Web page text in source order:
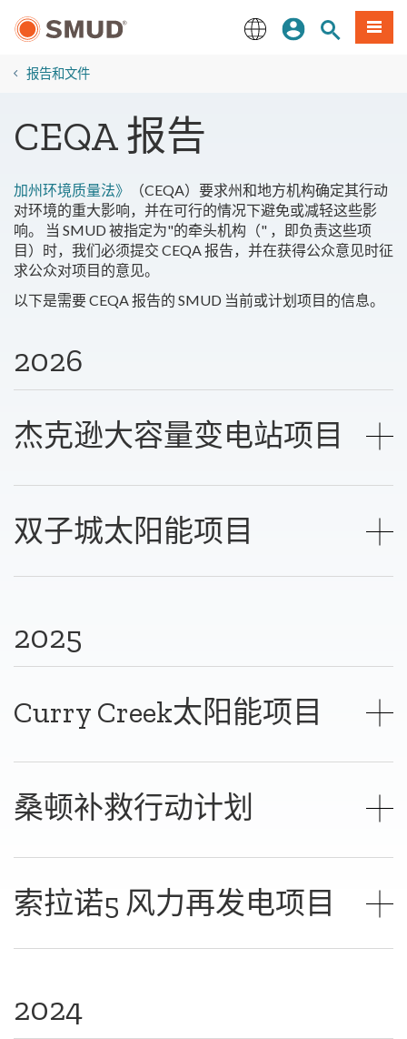
登录网站搜索
項目
报告和文件
CEQA 报告
加州环境质量法》
（CEQA）要求州和地方机构确定其行动
对环境的重大影响，并在可行的情况下避免或减轻这些影
响。 当 SMUD 被指定为"的牵头机构（" ，即负责这些项
目）时，我们必须提交 CEQA 报告，并在获得公众意见时征
求公众对项目的意见。
以下是需要 CEQA 报告的 SMUD 当前或计划项目的信息。
2026
杰克逊大容量变电站项目
双子城太阳能项目
2025
Curry Creek太阳能项目
桑顿补救行动计划
索拉诺5 风力再发电项目
2024